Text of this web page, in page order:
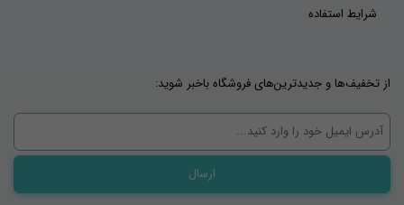
شرایط استفاده
از تخفیف‌ها و جدیدترین‌های فروشگاه باخبر شوید: